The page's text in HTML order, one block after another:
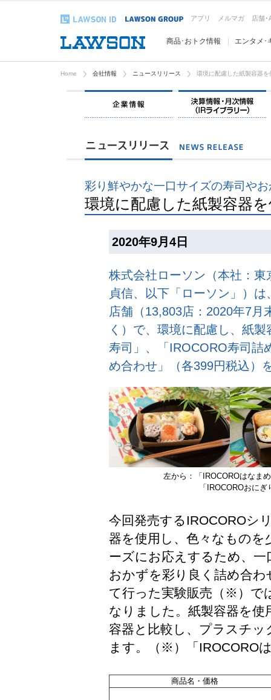
アプリ メルマガ 店舗･
商品･おトク情報 エンタメ･
Home 会社情報 ニュースリリース 環境に配慮した紙製容器
企業情報
彩り鮮やかな一口サイズの寿司や
環境に配慮した紙製容器
2020年9月4日
株式会社ローソン（本社：
貞信、以下「ローソン」）
店舗（13,803店：2020年7月
く）で、環境に配慮し、紙
寿司」、「IROCORO寿司詰
め合わせ」（各399円税込）
左から：「IROCOROはなま
「IROCOROおに
今回発売するIROCOROシ
器を使用し、色々なもの
ーズにお応えするため、
おかずを彩り良く詰め合
て行った実験販売（※）で
なりました。紙製容器を
容器と比較し、プラスチ
ます。（※）「IROCORO
商品名・価格